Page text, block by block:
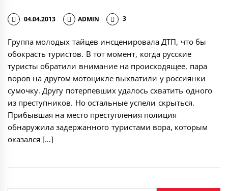
04.04.2013 ADMIN 3
Группа молодых тайцев инсценировала ДТП, что бы
обокрасть туристов. В тот момент, когда русские
туристы обратили внимание на происходящее, пара
воров на другом мотоцикле выхватили у россиянки
сумочку. Другу потерпевших удалось схватить одного
из преступников. Но остальные успели скрыться.
Прибывшая на место преступления полиция
обнаружила задержанного туристами вора, которым
оказался […]